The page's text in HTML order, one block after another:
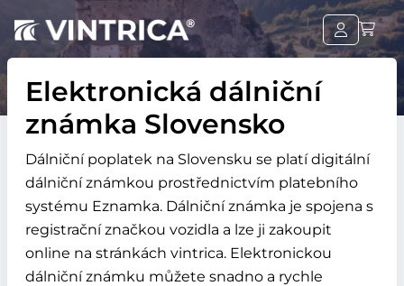
Elektronická dálniční
známka Slovensko
Dálniční poplatek na Slovensku se platí digitální
dálniční známkou prostřednictvím platebního
systému Eznamka. Dálniční známka je spojena s
registrační značkou vozidla a lze ji zakoupit
online na stránkách vintrica. Elektronickou
dálniční známku můžete snadno a rychle